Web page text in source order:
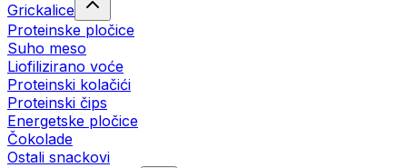
Grickalice
Proteinske pločice
Suho meso
Liofilizirano voće
Proteinski kolačići
Proteinski čips
Energetske pločice
Čokolade
Ostali snackovi